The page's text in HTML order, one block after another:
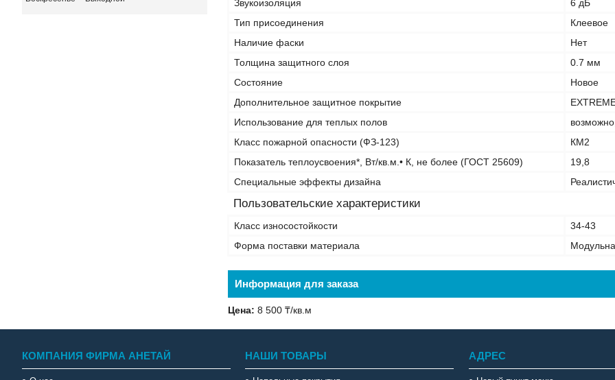
Звукоизоляция
6 дБ
Тип присоединения
Клеевое
Наличие фаски
Нет
Толщина защитного слоя
0.7 мм
Состояние
Новое
Дополнительное защитное покрытие
Использование для теплых полов
Класс пожарной опасности (ФЗ-123)
КМ2
Показатель теплоусвоения*, Вт/кв.м.• К, не более (ГОСТ 25609)
19,8
Специальные эффекты дизайна
Пользовательские характеристики
Класс износостойкости
34-43
Форма поставки материала
Информация для заказа
Цена: 8 500 ₸/кв.м
КОМПАНИЯ ФИРМА АНЕТАЙ НАШИ ТОВАРЫ АДРЕС